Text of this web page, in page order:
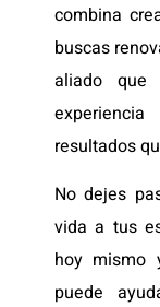
combina
buscas
aliado que
resultados
No dejes
vida a tus
hoy mismo
puede